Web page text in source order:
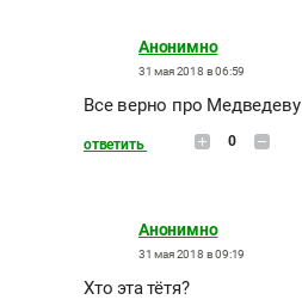
Анонимно
31 мая 2018 в 06:59
Все верно про Медведеву
ответить 0
Анонимно
31 мая 2018 в 09:19
Хто эта тётя?